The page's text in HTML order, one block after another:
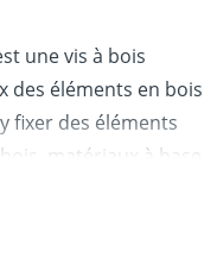
une vis à bois
des éléments en bois
fixer des éléments
matériaux à base